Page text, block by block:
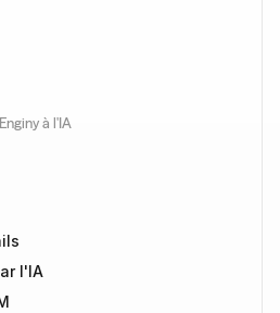
à l'IA
l'IA